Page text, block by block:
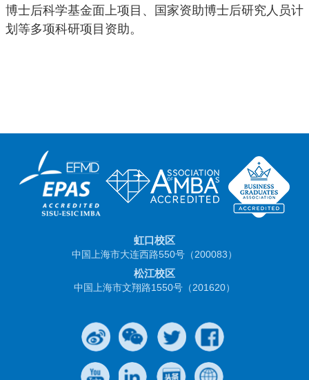
博士后科学基金面上项目、国家资助博士后研究人员计
划等多项科研项目资助。
虹口校区
中国上海市大连西路550号（200083）
松江校区
中国上海市文翔路1550号（201620）